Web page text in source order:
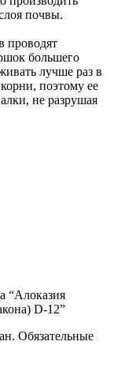
почвы.
проводят
большего
лучше раз в
поэтому ее
не разрушая
“Алоказия
D-12”
Обязательные